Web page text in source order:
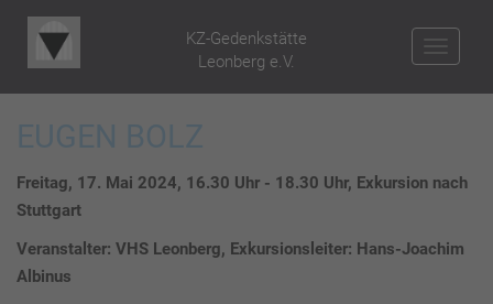
KZ-Gedenkstätte
Leonberg e.V.
EUGEN BOLZ
Freitag, 17. Mai 2024, 16.30 Uhr - 18.30 Uhr, Exkursion nach
Stuttgart
Veranstalter: VHS Leonberg, Exkursionsleiter: Hans-Joachim
Albinus